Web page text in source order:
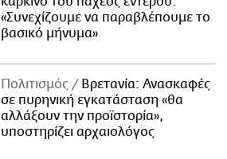
«Συνεχίζουμε να παραβλέπουμε το
βασικό μήνυμα»
Πολιτισμός
Βρετανία: Ανασκαφές
σε πυρηνική εγκατάσταση «θα
αλλάξουν την προϊστορία»,
υποστηρίζει αρχαιολόγος